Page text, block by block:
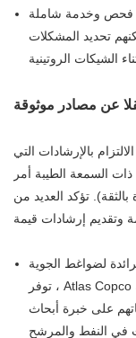
فحص وخدمة شاملة
تحديد المشكلات
عن مصادر موثوقة
بالإرشادات التي
السمعة الطيبة أمر
بالثقة). تؤكد العديد من
لضواغط الجوية
، توفر Atlas Copco جداول وصيانة مفصلة في أدلة المستخدم الخاصة
على خبرة أبحاث
في النفط والمرشح